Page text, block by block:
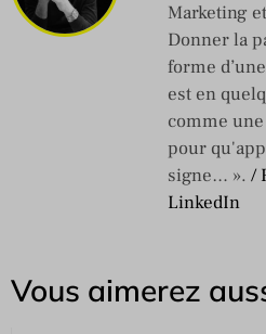
Marketing
Donner la
forme
est en
comme
pour
signe… ». /
LinkedIn
Vous aimerez